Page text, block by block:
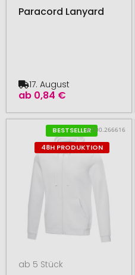
Paracord Lanyard
ab 0,84 €
17. August
BESTSELLER
48H PRODUKTION
# 500.266616
ab 5 Stück